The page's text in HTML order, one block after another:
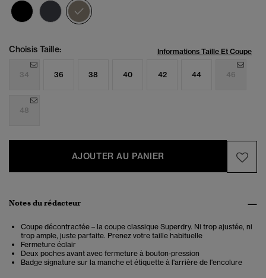
Choisis Taille: Informations Taille Et Coupe
34 36 38 40 42 44 46
48
AJOUTER AU PANIER
Notes du rédacteur
Coupe décontractée – la coupe classique Superdry. Ni trop ajustée, ni
trop ample, juste parfaite. Prenez votre taille habituelle
Fermeture éclair
Deux poches avant avec fermeture à bouton-pression
Badge signature sur la manche et étiquette à l'arrière de l'encolure